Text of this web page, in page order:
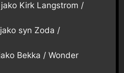
Kirk Langstrom /
syn Zoda /
Bekka / Wonder